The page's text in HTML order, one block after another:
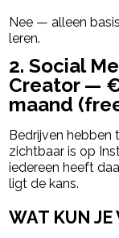
Nee — alleen
leren.
2. Social
Creator —
maand
Bedrijven hebben
zichtbaar is op
iedereen heeft
ligt de kans.
WAT KUN JE